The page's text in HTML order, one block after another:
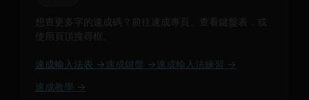
想查更多字的速成碼？前往速成專頁、查看鍵盤表，或
使用頁頂搜尋框。
速成輸入法表 → 速成鍵盤 → 速成輸入法練習 →
速成教學 →